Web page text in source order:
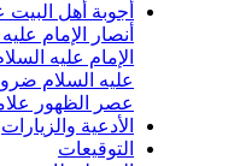
أهل البيت عن المسائل
الإمام عليه السلامسنن
عليه السلامالانتظار
السلام ضرورة آيات
علامات الظهور
والزيارات